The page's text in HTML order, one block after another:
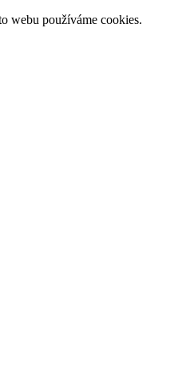
webu používáme cookies.